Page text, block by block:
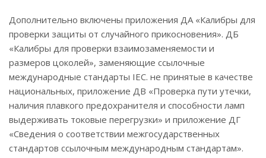
Дополнительно включены приложения ДА «Калибры для
проверки защиты от случайного прикосновения». ДБ
«Калибры для проверки взаимозаменяемости и
размеров цоколей», заменяющие ссылочные
международные стандарты IEC. не принятые в качестве
национальных, приложение ДВ «Проверка пути утечки,
наличия плавкого предохранителя и способности ламп
выдерживать токовые перегрузки» и приложение ДГ
«Сведения о соответствии межгосударственных
стандартов ссылочным международным стандартам».